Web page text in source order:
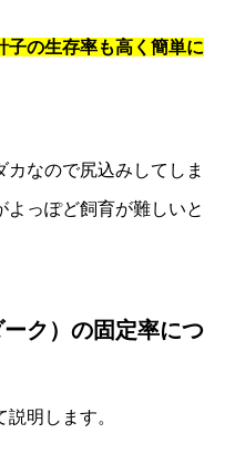
子の生存率も高く簡単に
なので尻込みしてしま
よっぽど飼育が難しいと
ク）の固定率につ
明します。